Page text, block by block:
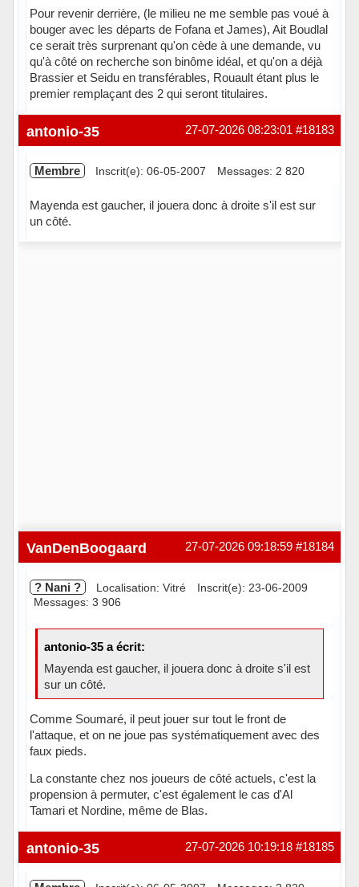
Pour revenir derrière, (le milieu ne me semble pas voué à
bouger avec les départs de Fofana et James), Ait Boudlal
ce serait très surprenant qu'on cède à une demande, vu
qu'à côté on recherche son binôme idéal, et qu'on a déjà
Brassier et Seidu en transférables, Rouault étant plus le
premier remplaçant des 2 qui seront titulaires.
Hors ligne #18183
27-07-2026 08:23:01
antonio-35
Membre Inscrit(e): 06-05-2007 Messages: 2 820
Mayenda est gaucher, il jouera donc à droite s'il est sur
un côté.
#18184
27-07-2026 09:18:59
VanDenBoogaard
? Nani ? Localisation: Vitré
Inscrit(e): 23-06-2009
Messages: 3 906
antonio-35 a écrit:
Mayenda est gaucher, il jouera donc à droite s'il est
sur un côté.
Comme Soumaré, il peut jouer sur tout le front de
l'attaque, et on ne joue pas systématiquement avec des
faux pieds.
La constante chez nos joueurs de côté actuels, c'est la
propension à permuter, c'est également le cas d'Al
Tamari et Nordine, même de Blas.
Hors ligne #18185
27-07-2026 10:19:18
antonio-35